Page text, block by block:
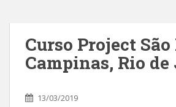
Curso Project São
Campinas, Rio
13/03/2019